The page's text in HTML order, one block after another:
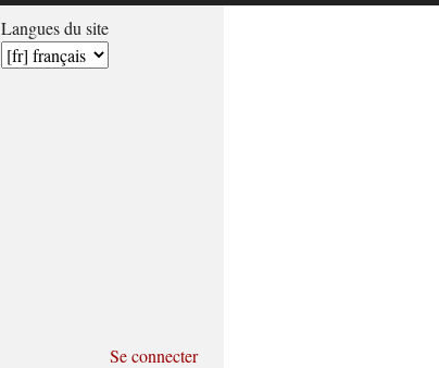
Se connecter
Langues du site